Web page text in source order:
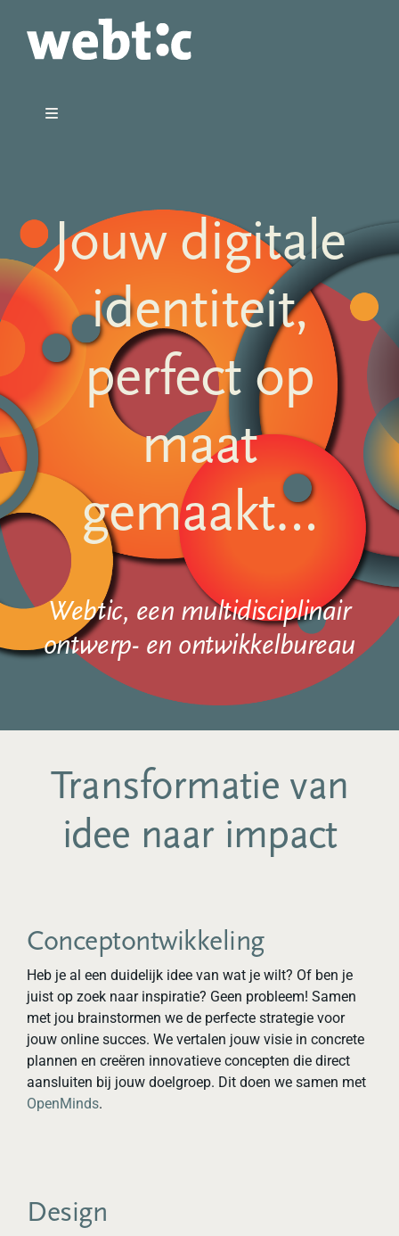
naar
inhoud
Toggle
Portfolio
Over
Blog CookingCode
Jouw digitale
identiteit,
perfect op
maat
gemaakt…
Webtic, een multidisciplinair
ontwerp- en ontwikkelbureau
Transformatie van
idee naar impact
Conceptontwikkeling
Heb je al een duidelijk idee van wat je wilt? Of ben je
juist op zoek naar inspiratie? Geen probleem! Samen
met jou brainstormen we de perfecte strategie voor
jouw online succes. We vertalen jouw visie in concrete
plannen en creëren innovatieve concepten die direct
aansluiten bij jouw doelgroep. Dit doen we samen met
OpenMinds.
Design